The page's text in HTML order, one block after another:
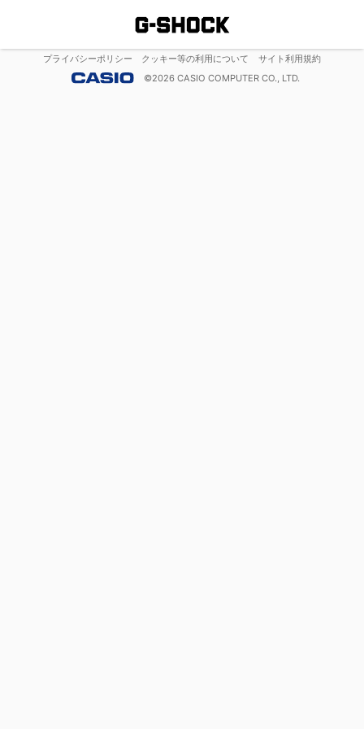
プライバシーポリシー クッキー等の利用について
サイト利用規約
©2026 CASIO COMPUTER CO., LTD.